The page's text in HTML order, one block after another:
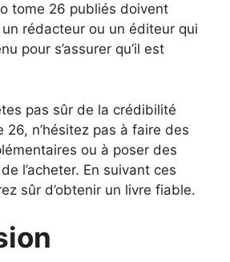
tome 26 publiés doivent
rédacteur ou un éditeur qui
pour s’assurer qu’il est
pas sûr de la crédibilité
26, n’hésitez pas à faire des
ou à poser des
l’acheter. En suivant ces
sûr d’obtenir un livre fiable.